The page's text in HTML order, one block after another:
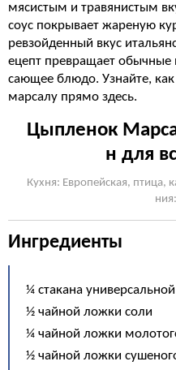
мясистым и травянистым
соус покрывает жареную
ревзойденный вкус
ецепт превращает обычные
сающее блюдо. Узнайте,
марсалу прямо здесь.
Цыпленок
н для
Кухня: Европейская, птица,
Ингредиенты
¼ стакана
½ чайной ложки соли
¼ чайной ложки
½ чайной ложки